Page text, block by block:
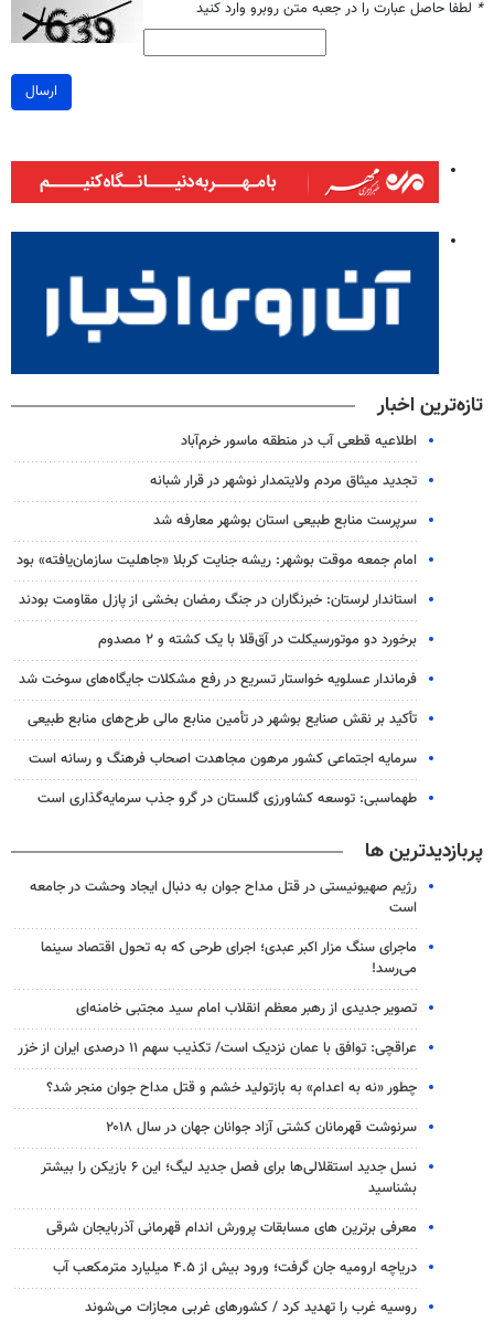
* لطفا حاصل عبارت را در جعبه متن روبرو وارد کنید
ارسال
تازه‌ترین اخبار
اطلاعیه قطعی آب در منطقه ماسور خرم‌آباد
تجدید میثاق مردم ولایتمدار نوشهر در قرار شبانه
سرپرست منابع طبیعی استان بوشهر معارفه شد
امام جمعه موقت بوشهر: ریشه جنایت کربلا «جاهلیت سازمان‌یافته» بود
استاندار لرستان: خبرنگاران در جنگ رمضان بخشی از پازل مقاومت بودند
برخورد دو موتورسیکلت در آق‌قلا با یک کشته و ۲ مصدوم
فرماندار عسلویه خواستار تسریع در رفع مشکلات جایگاه‌های سوخت شد
تأکید بر نقش صنایع بوشهر در تأمین منابع مالی طرح‌های منابع طبیعی
سرمایه اجتماعی کشور مرهون مجاهدت اصحاب فرهنگ و رسانه است
طهماسبی: توسعه کشاورزی گلستان در گرو جذب سرمایه‌گذاری است
پربازدیدترین ها
رژیم صهیونیستی در قتل مداح جوان به دنبال ایجاد وحشت در جامعه
است
ماجرای سنگ مزار اکبر عبدی؛ اجرای طرحی که به تحول اقتصاد سینما
می‌رسد!
تصویر جدیدی از رهبر معظم انقلاب امام سید مجتبی خامنه‌ای
عراقچی: توافق با عمان نزدیک است/ تکذیب سهم ۱۱ درصدی ایران از خزر
چطور «نه به اعدام» به بازتولید خشم و قتل مداح جوان منجر شد؟
سرنوشت قهرمانان کشتی آزاد جوانان جهان در سال ۲۰۱۸
نسل جدید استقلالی‌ها برای فصل جدید لیگ؛ این ۶ بازیکن را بیشتر
بشناسید
معرفی برترین های مسابقات پرورش اندام قهرمانی آذربایجان شرقی
دریاچه ارومیه جان گرفت؛ ورود بیش از ۴.۵ میلیارد مترمکعب آب
روسیه غرب را تهدید کرد / کشورهای غربی مجازات می‌شوند